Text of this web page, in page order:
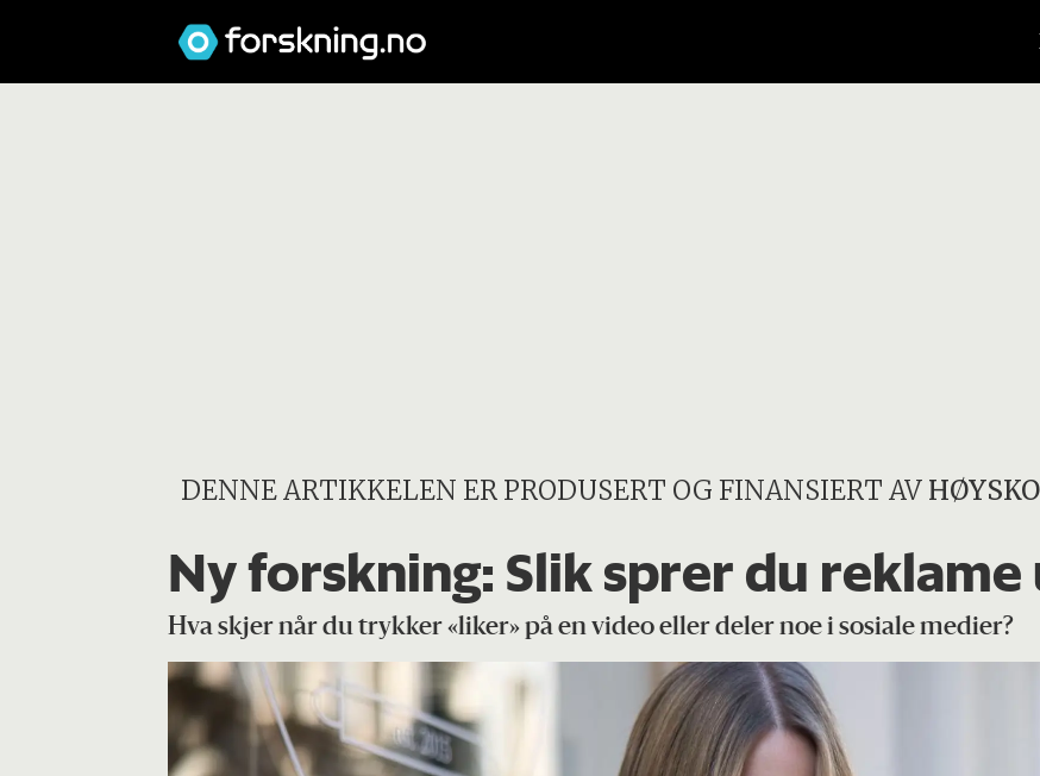
DENNE ARTIKKELEN ER PRODUSERT OG FINANSIERT AV
Ny forskning: Slik sprer du
Hva skjer når du trykker «liker» på en video eller deler noe i sosiale medier?